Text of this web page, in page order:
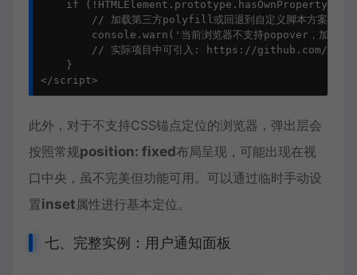
if
        // 加载第三方polyfill或回退到自定义脚本方案
console.warn('当前浏览器不支持popover，加载
// 实际项目中可引入: https://github.com/
    }
</script>
此外，对于不支持CSS锚点定位的浏览器，弹出层会
按照常规position: fixed布局呈现，可能出现在视
口中央，虽不完美但功能可用。可以通过临时手动设
置inset属性进行基本定位。
七、完整实例：用户通知面板